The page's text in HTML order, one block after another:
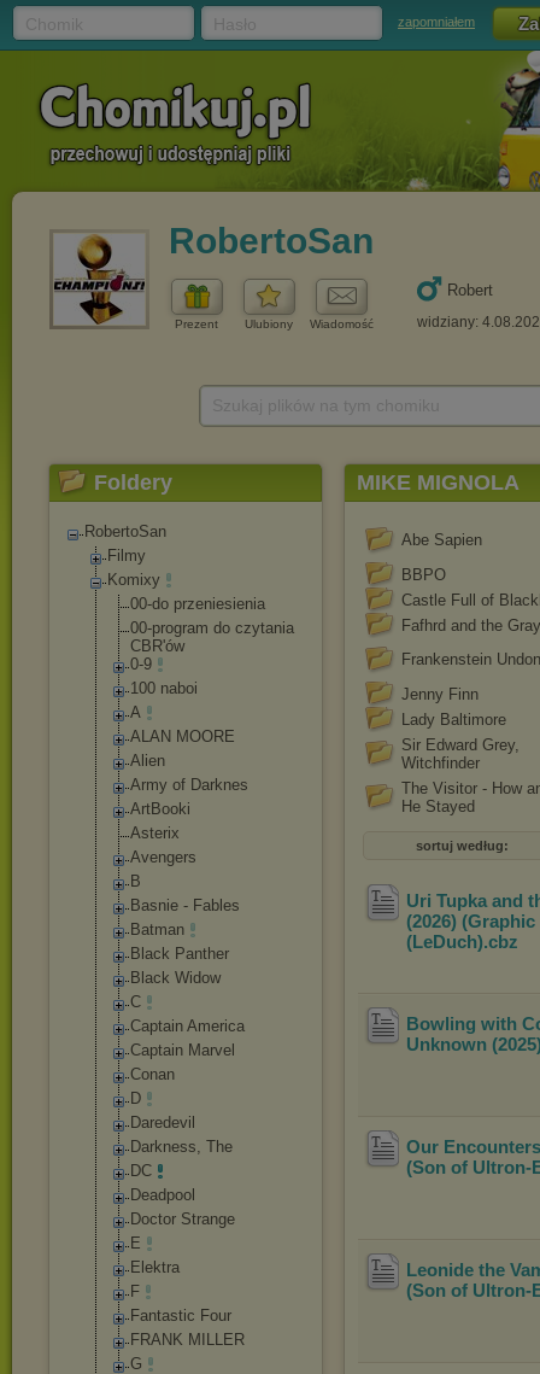
zapomniałem
RobertoSan
Prezent Ulubiony Wiadomość
Robert
widziany:
Foldery
RobertoSan
Filmy
Komixy
00-do przeniesienia
00-program do czytania
CBR'ów
0-9
100 naboi
A
ALAN MOORE
Alien
Army of Darknes
ArtBooki
Asterix
Avengers
B
Basnie - Fables
Batman
Black Panther
Black Widow
C
Captain America
Captain Marvel
Conan
D
Daredevil
Darkness, The
DC
Deadpool
Doctor Strange
E
Elektra
F
Fantastic Four
FRANK MILLER
G
MIKE MIGNOLA
Abe Sapien
BBPO
Castle Full of
Fafhrd and the
Frankenstein
Jenny Finn
Lady Baltimore
Sir Edward Grey,
Witchfinder
The Visitor - How
He Stayed
sortuj według:
Uri Tupka and
(2026)
(LeDuch).cbz
Bowling with
Unknown
Our
(Son of Ultron-
Leonide the
(Son of Ultron-